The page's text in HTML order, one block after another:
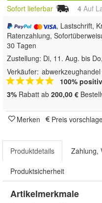
Sofort lieferbar 4 Auf
, Lastschrift,
Ratenzahlung,
30 Tagen
Zustellung: Di, 11. Aug. bis
Verkäufer: abwerkzeughandel
100% positiv
3% Rabatt ab 200,00 €
Merken Preis
Produktdetails Zahlung,
Produktsicherheit
Artikelmerkmale